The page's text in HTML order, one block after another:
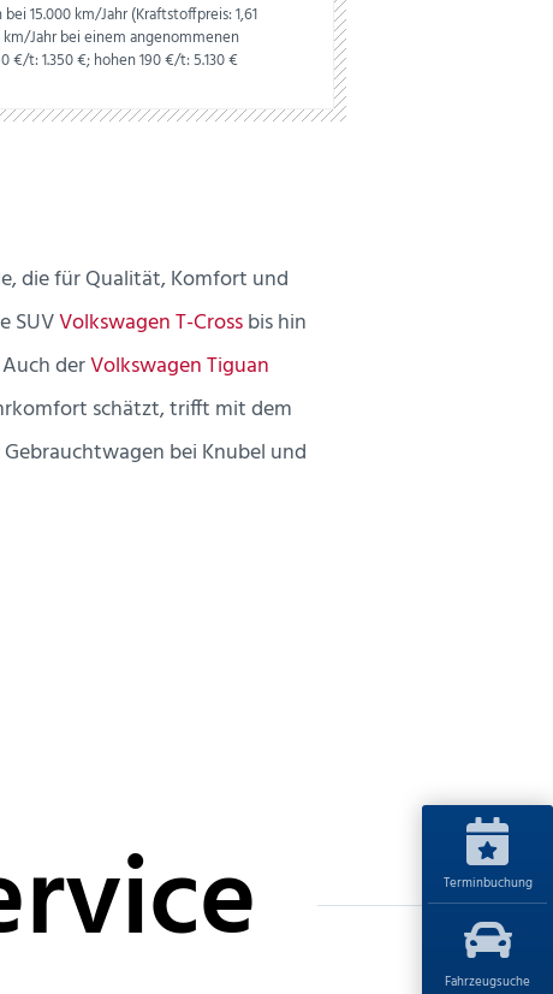
Terminbuchung
Fahrzeugsuche
bei 15.000 km/Jahr (Kraftstoffpreis:1,61
km/Jahr bei einem angenommenen
€/t: 1.350 €; hohen 190 €/t: 5.130 €
die für Qualität, Komfort und
SUVVolkswagen T-Crossbis hin
derVolkswagen Tiguan
schätzt, trifft mit dem
bei Knubel und